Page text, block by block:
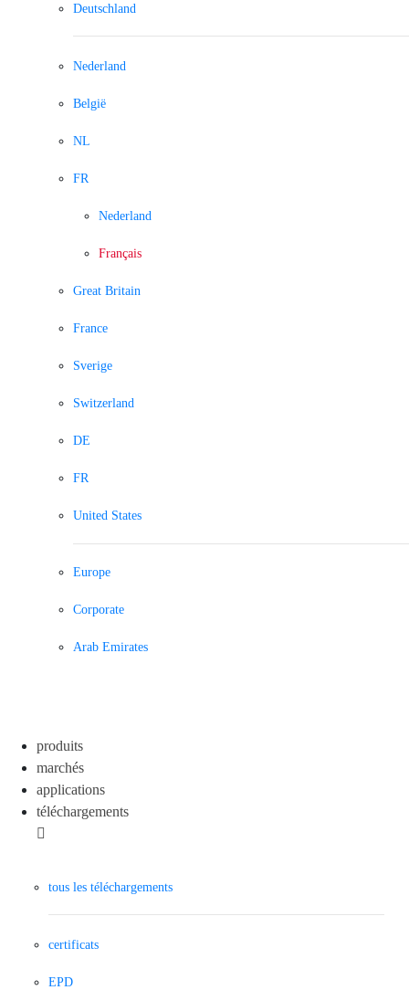
Deutschland
Nederland
België
NL
FR
Nederland
Français
Great Britain
France
Sverige
Switzerland
DE
FR
United States
Europe
Corporate
Arab Emirates
produits
marchés
applications
téléchargements
tous les téléchargements
certificats
EPD